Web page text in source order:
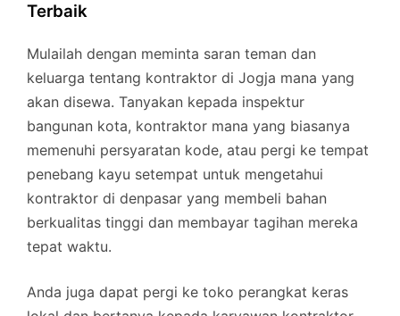
Terbaik
Mulailah dengan meminta saran teman dan
keluarga tentang kontraktor di Jogja mana yang
akan disewa. Tanyakan kepada inspektur
bangunan kota, kontraktor mana yang biasanya
memenuhi persyaratan kode, atau pergi ke tempat
penebang kayu setempat untuk mengetahui
kontraktor di denpasar yang membeli bahan
berkualitas tinggi dan membayar tagihan mereka
tepat waktu.
Anda juga dapat pergi ke toko perangkat keras